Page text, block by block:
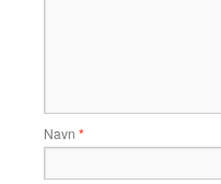
Navn *